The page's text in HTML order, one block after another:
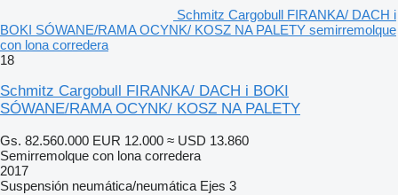
Schmitz Cargobull FIRANKA/ DACH i
BOKI SÓWANE/RAMA OCYNK/ KOSZ NA PALETY semirremolque
con lona corredera
18
Schmitz Cargobull FIRANKA/ DACH i BOKI
SÓWANE/RAMA OCYNK/ KOSZ NA PALETY
Gs. 82.560.000 EUR 12.000 ≈ USD 13.860
Semirremolque con lona corredera
2017
Suspensión neumática/neumática Ejes 3